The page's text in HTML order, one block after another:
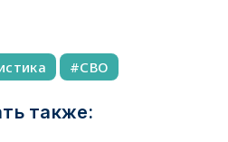
СВО
также: